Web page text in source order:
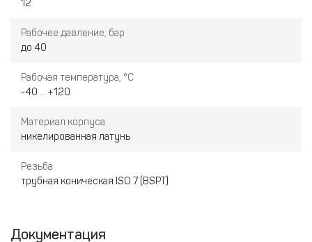
12
Рабочее давление, бар
до 40
Рабочая температура, °С
-40 ... +120
Материал корпуса
никелированная латунь
Резьба
трубная коническая ISO 7 (BSPT)
Документация